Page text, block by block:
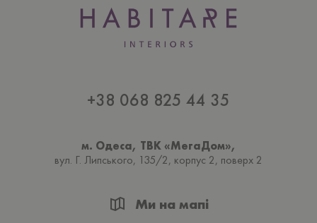
+38 068 825 44 35
м. Одеса, ТВК «МегаДом»,
вул. Г. Липського, 135/2, корпус 2, поверх 2
Ми на мапі